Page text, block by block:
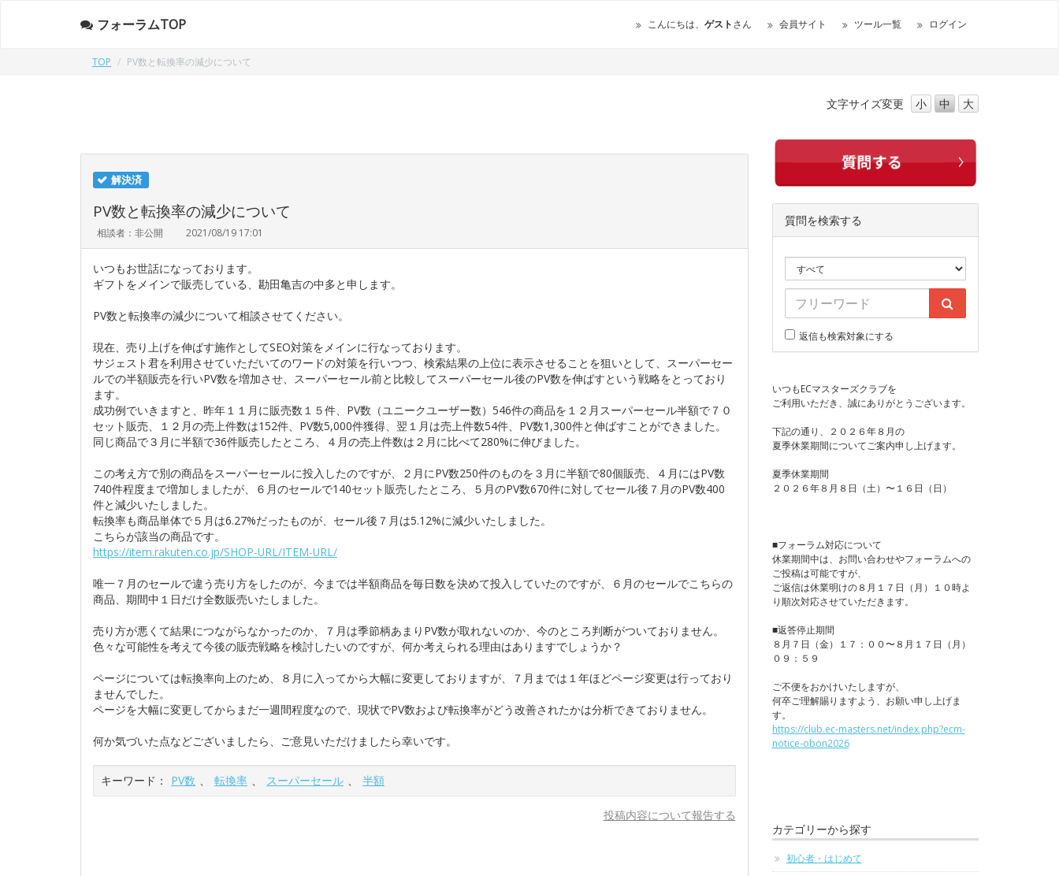
フォーラムTOP こんにちは、 ゲストさん 会員サイト ツール一覧 ログイン
TOP PV数と転換率の減少について
文字サイズ変更 小 中 大
解決済
PV数と転換率の減少について
相談者：非公開 2021/08/19 17:01
いつもお世話になっております。
ギフトをメインで販売している、勘田亀吉の中多と申します。
PV数と転換率の減少について相談させてください。
現在、売り上げを伸ばす施作としてSEO対策をメインに行なっております。
サジェスト君を利用させていただいてのワードの対策を行いつつ、検索結果の上位に表示させることを狙いとして、スーパーセー
ルでの半額販売を行いPV数を増加させ、スーパーセール前と比較してスーパーセール後のPV数を伸ばすという戦略をとっており
ます。
成功例でいきますと、昨年１１月に販売数１５件、PV数（ユニークユーザー数）546件の商品を１２月スーパーセール半額で７０
セット販売、１２月の売上件数は152件、PV数5,000件獲得、翌１月は売上件数54件、PV数1,300件と伸ばすことができました。
同じ商品で３月に半額で36件販売したところ、４月の売上件数は２月に比べて280%に伸びました。
この考え方で別の商品をスーパーセールに投入したのですが、２月にPV数250件のものを３月に半額で80個販売、４月にはPV数
740件程度まで増加しましたが、６月のセールで140セット販売したところ、５月のPV数670件に対してセール後７月のPV数400
件と減少いたしました。
転換率も商品単体で５月は6.27%だったものが、セール後７月は5.12%に減少いたしました。
こちらが該当の商品です。
https://item.rakuten.co.jp/SHOP-URL/ITEM-URL/
唯一７月のセールで違う売り方をしたのが、今までは半額商品を毎日数を決めて投入していたのですが、６月のセールでこちらの
商品、期間中１日だけ全数販売いたしました。
売り方が悪くて結果につながらなかったのか、７月は季節柄あまりPV数が取れないのか、今のところ判断がついておりません。
色々な可能性を考えて今後の販売戦略を検討したいのですが、何か考えられる理由はありますでしょうか？
ページについては転換率向上のため、８月に入ってから大幅に変更しておりますが、７月までは１年ほどページ変更は行っており
ませんでした。
ページを大幅に変更してからまだ一週間程度なので、現状でPV数および転換率がどう改善されたかは分析できておりません。
何か気づいた点などございましたら、ご意見いただけましたら幸いです。
キーワード： PV数 、 転換率 、 スーパーセール 、 半額
投稿内容について報告する
質問を検索する
返信も検索対象にする
いつもECマスターズクラブを
ご利用いただき、誠にありがとうございます。
下記の通り、２０２６年８月の
夏季休業期間についてご案内申し上げます。
夏季休業期間
２０２６年８月８日（土）〜１６日（日）
■フォーラム対応について
休業期間中は、お問い合わせやフォーラムへの
ご投稿は可能ですが、
ご返信は休業明けの８月１７日（月）１０時よ
り順次対応させていただきます。
■返答停止期間
８月７日（金）１７：００〜８月１７日（月）
０９：５９
ご不便をおかけいたしますが、
何卒ご理解賜りますよう、お願い申し上げま
す。
https://club.ec-masters.net/index.php?ecm-
notice-obon2026
カテゴリーから探す
初心者・はじめて